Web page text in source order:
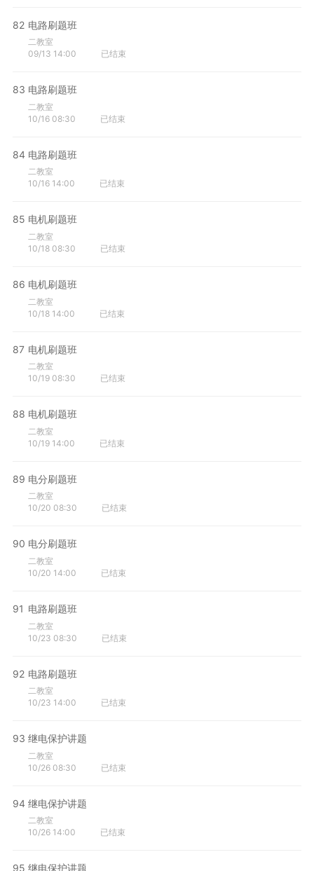
82 电路刷题班
二教室
09/13 14:00
已结束
83 电路刷题班
二教室
10/16 08:30
已结束
84 电路刷题班
二教室
10/16 14:00
已结束
85 电机刷题班
二教室
10/18 08:30
已结束
86 电机刷题班
二教室
10/18 14:00
已结束
87 电机刷题班
二教室
10/19 08:30
已结束
88 电机刷题班
二教室
10/19 14:00
已结束
89 电分刷题班
二教室
10/20 08:30
已结束
90 电分刷题班
二教室
10/20 14:00
已结束
91 电路刷题班
二教室
10/23 08:30
已结束
92 电路刷题班
二教室
10/23 14:00
已结束
93 继电保护讲题
二教室
10/26 08:30
已结束
94 继电保护讲题
二教室
10/26 14:00
已结束
95 继电保护讲题